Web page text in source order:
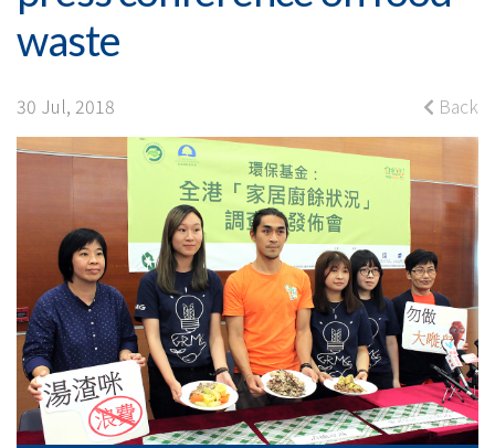
second
press
conference
on
food
waste
College
News
waste
30 Jul, 2018 Back